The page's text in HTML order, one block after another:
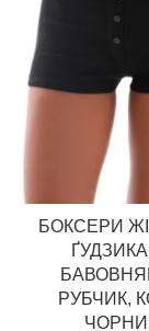
БОКСЕРИ
РУБЧИК,